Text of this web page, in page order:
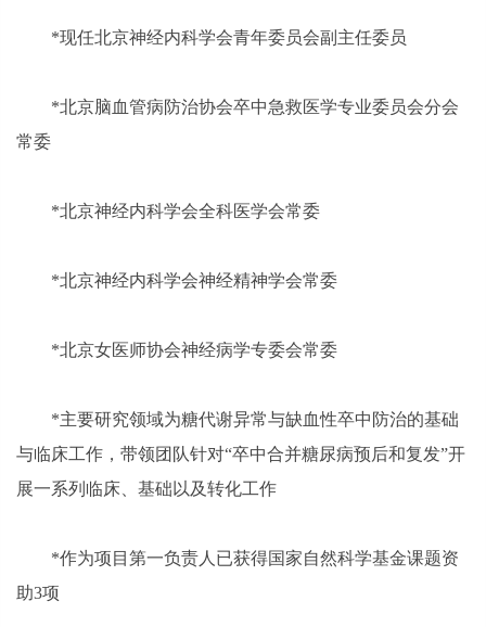
*现任北京神经内科学会青年委员会副主任委员
*北京脑血管病防治协会卒中急救医学专业委员会分会
常委
*北京神经内科学会全科医学会常委
*北京神经内科学会神经精神学会常委
*北京女医师协会神经病学专委会常委
*主要研究领域为糖代谢异常与缺血性卒中防治的基础
与临床工作，带领团队针对“卒中合并糖尿病预后和复发”开
展一系列临床、基础以及转化工作
*作为项目第一负责人已获得国家自然科学基金课题资
助3项